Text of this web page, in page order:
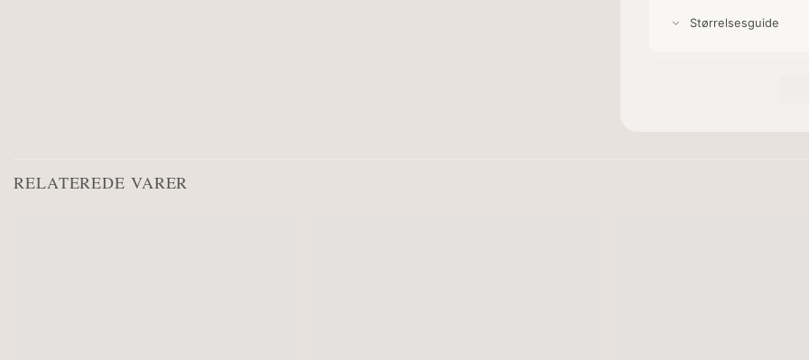
Størrelsesguide
RELATEREDE VARER